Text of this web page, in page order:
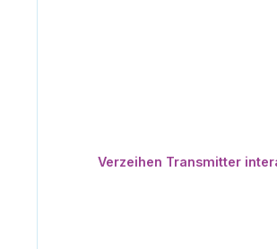
Verzeihen Transmitter